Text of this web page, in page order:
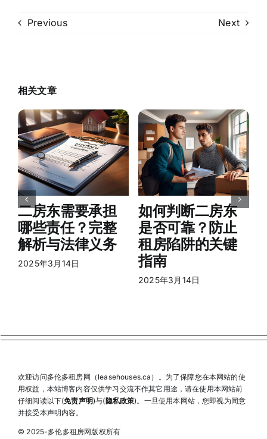
Previous Next
相关文章
二房东需要承担
哪些责任？完整
解析与法律义务
2025年3月14日
如何判断二房东
是否可靠？防止
租房陷阱的关键
指南
2025年3月14日
欢迎访问多伦多租房网（leasehouses.ca）。为了保障您在本网站的使
用权益，本站博客内容仅供学习交流不作其它用途，请在使用本网站前
仔细阅读以下(免责声明)与(隐私政策)。一旦使用本网站，您即视为同意
并接受本声明内容。
© 2025-多伦多租房网版权所有